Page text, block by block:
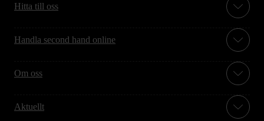
Hitta till oss
Handla second hand online
Om oss
Aktuellt